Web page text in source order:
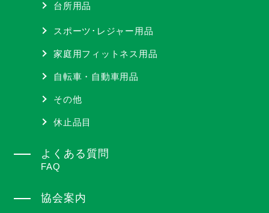
台所用品
スポーツ･レジャー用品
家庭用フィットネス用品
自転車・自動車用品
その他
休止品目
よくある質問
FAQ
協会案内